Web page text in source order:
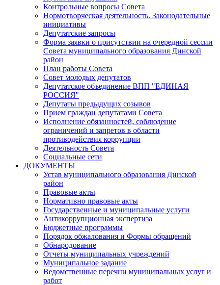
Контрольные вопросы Совета
Нормотворческая деятельность. Законодательные
инициативы
Депутатские запросы
Форма заявки о присутствии на очередной сессии
Совета муниципального образования Динской
район
План работы Совета
Совет молодых депутатов
Депутатское объединение ВПП "ЕДИНАЯ
РОССИЯ"
Депутаты предыдущих созывов
Прием граждан депутатами Совета
Исполнение обязанностей, соблюдение
ограничений и запретов в области
противодействия коррупции
Деятельность Совета
Социальные сети
ДОКУМЕНТЫ
Устав муниципального образования Динской
район
Правовые акты
Нормативно правовые акты
Государственные и муниципальные услуги
Антикоррупционная экспертиза
Бюджетные программы
Порядок обжалования и Формы обращений
Обнародование
Отчеты муниципальных учреждений
Муниципальное задание
Ведомственные перечни муниципальных услуг и
работ